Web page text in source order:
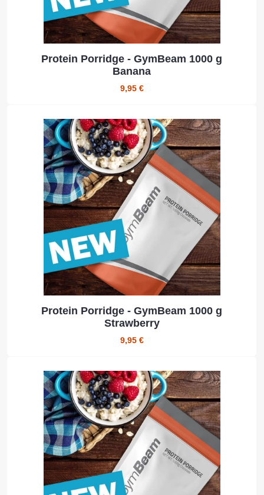
Protein Porridge - GymBeam 1000 g
Banana
9,95 €
Protein Porridge - GymBeam 1000 g
Strawberry
9,95 €